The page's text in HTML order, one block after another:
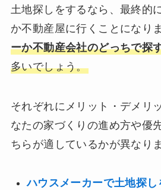
土地探しをするなら、最終的
か不動産屋に行くことになり
ーか不動産会社のどっちで探
多いでしょう。
それぞれにメリット・デメリ
なたの家づくりの進め方や優
ちらが適しているかが異なりま
ハウスメーカーで土地探し